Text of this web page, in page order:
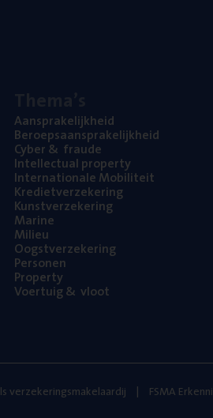
Aan­spra­ke­lijk­heid
Beroeps­aan­spra­ke­lijk­heid
Cyber& fraude
Intel­lec­tu­al property
Inter­na­ti­o­na­le Mobiliteit
Kre­diet­ver­ze­ke­ring
Kunst­ver­ze­ke­ring
Mari­ne
Mili­eu
Oogst­ver­ze­ke­ring
Per­so­nen
Pro­per­ty
Voer­tuig& vloot
verzekeringsmakelaardij FSMA